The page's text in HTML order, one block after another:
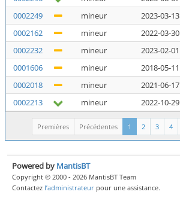
0002249
mineur 2023-03-13
0002162
mineur 2022-03-30
0002232
mineur 2023-02-01
0001606
mineur 2018-05-11
0002018
mineur 2021-06-17
0002213
mineur 2022-10-29
4
3
2
1
Précédentes
Premières
Powered by MantisBT
Copyright © 2000 - 2026 MantisBT Team
Contactez l’administrateur pour une assistance.